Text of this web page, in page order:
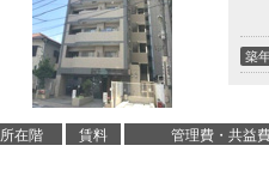
築
所在階 賃料 管理費・共益